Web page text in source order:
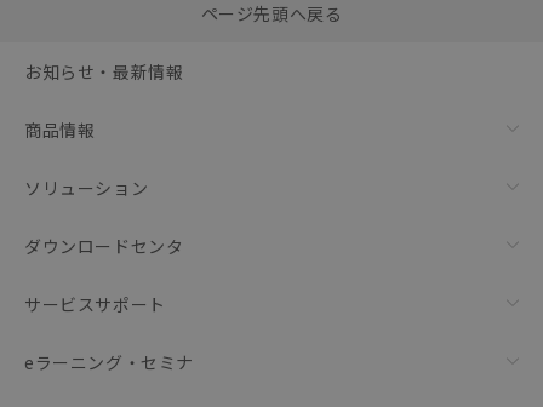
括ダウンロード
ページ先頭へ戻る
お知らせ・最新情報
商品情報
ソリューション
ダウンロードセンタ
サービスサポート
eラーニング・セミナ